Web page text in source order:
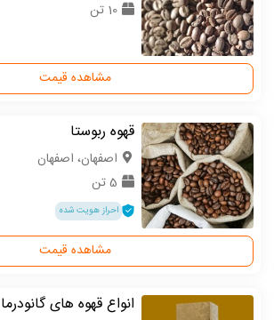
10 تن
مشاهده قیمت
قهوه ربوستا
اصفهان، اصفهان
5 تن
احراز هویت شده
مشاهده قیمت
انواع قهوه های گانودرما